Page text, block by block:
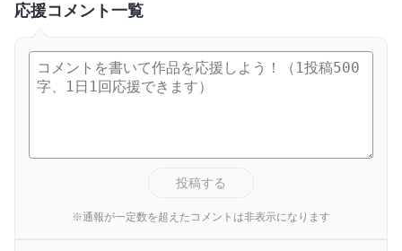
応援コメント一覧
投稿する
※通報が一定数を超えたコメントは非表示になります